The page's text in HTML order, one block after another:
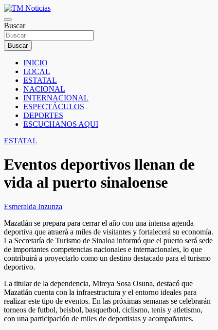
Saltar
al
contenido
TM Noticias
TM Noticias
Buscar
Buscar
INICIO
LOCAL
ESTATAL
NACIONAL
INTERNACIONAL
ESPECTÁCULOS
DEPORTES
ESCUCHANOS AQUI
ESTATAL
Eventos deportivos llenan de
vida al puerto sinaloense
Esmeralda Inzunza
Mazatlán se prepara para cerrar el año con una intensa agenda
deportiva que atraerá a miles de visitantes y fortalecerá su economía.
La Secretaría de Turismo de Sinaloa informó que el puerto será sede
de importantes competencias nacionales e internacionales, lo que
contribuirá a proyectarlo como un destino destacado para el turismo
deportivo.
La titular de la dependencia, Mireya Sosa Osuna, destacó que
Mazatlán cuenta con la infraestructura y el entorno ideales para
realizar este tipo de eventos. En las próximas semanas se celebrarán
torneos de futbol, beisbol, basquetbol, ciclismo, tenis y atletismo,
con una participación de miles de deportistas y acompañantes.